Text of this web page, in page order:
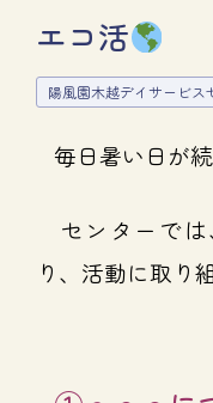
エコ活
陽風園木越デイサービス
毎日暑い日が
センターでは
り、活動に取り